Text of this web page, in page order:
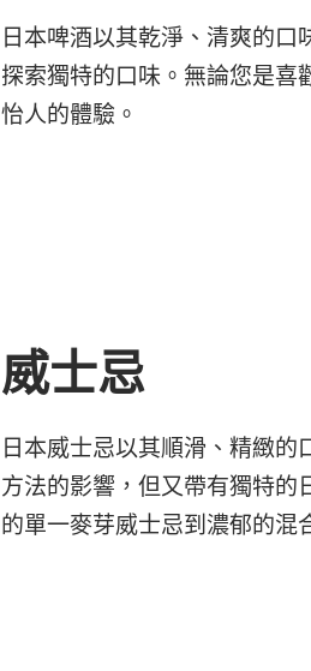
日本啤酒以其乾淨、清爽的
探索獨特的口味。無論您是喜
怡人的體驗。
威士忌
日本威士忌以其順滑、精緻
方法的影響，但又帶有獨特的
的單一麥芽威士忌到濃郁的混